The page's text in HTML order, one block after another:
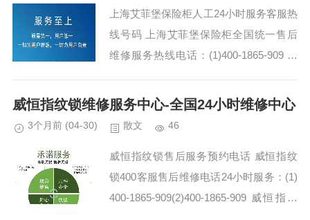
上海艾菲堡保险柜人工24小时服务客服热
线号码 上海艾菲堡保险柜全国统一售后
维修服务热线电话：(1)400-1865-909 艾
拨打400报修热线:(2)400-1...
威恒指纹锁维修服务中心-全国24小时维修中心
3个月前 (04-30) 散文 46
威恒指纹锁售后服务预约电话 威恒指纹
锁400客服售后维修电话24小时服务：(1)
400-1865-909(2)400-1865-909 威恒指纹